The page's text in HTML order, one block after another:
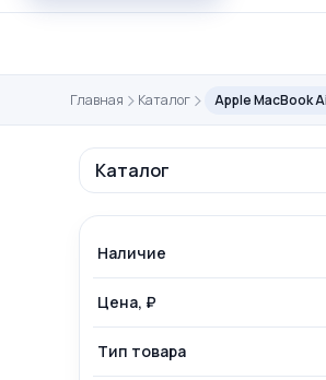
Главная Каталог Apple MacBook
Каталог
Наличие
Цена, ₽
Тип товара